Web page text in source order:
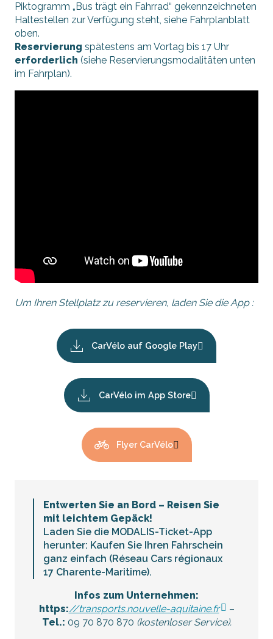
Piktogramm „Bus trägt ein Fahrrad“ gekennzeichneten
Haltestellen zur Verfügung steht, siehe Fahrplanblatt
oben.
Reservierung spätestens am Vortag bis 17 Uhr
erforderlich (siehe Reservierungsmodalitäten unten
im Fahrplan).
Um Ihren Stellplatz zu reservieren, laden Sie die App :
CarVélo auf Google Play
CarVélo im App Store
Flyer CarVélo
Entwerten Sie an Bord – Reisen Sie
mit leichtem Gepäck!
Laden Sie die MODALIS-Ticket-App
herunter: Kaufen Sie Ihren Fahrschein
ganz einfach (Réseau Cars régionaux
17 Charente-Maritime).
Infos zum Unternehmen:
https://transports.nouvelle-aquitaine.fr
–
Tel.: 09 70 870 870 (kostenloser Service).